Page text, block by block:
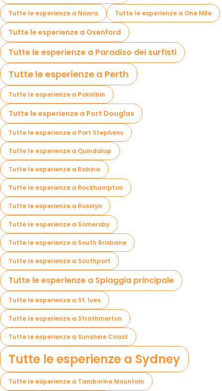
Tutte le esperienze a Nowra Tutte le esperienze a One Mile
Tutte le esperienze a Oxenford
Tutte le esperienze a Paradiso dei surfisti
Tutte le esperienze a Perth
Tutte le esperienze a Pokolbin
Tutte le esperienze a Port Douglas
Tutte le esperienze a Port Stephens
Tutte le esperienze a Quindalup
Tutte le esperienze a Robina
Tutte le esperienze a Rockhampton
Tutte le esperienze a Rosslyn
Tutte le esperienze a Somersby
Tutte le esperienze a South Brisbane
Tutte le esperienze a Southport
Tutte le esperienze a Spiaggia principale
Tutte le esperienze a St. Ives
Tutte le esperienze a Strathmerton
Tutte le esperienze a Sunshine Coast
Tutte le esperienze a Sydney
Tutte le esperienze a Tamborine Mountain